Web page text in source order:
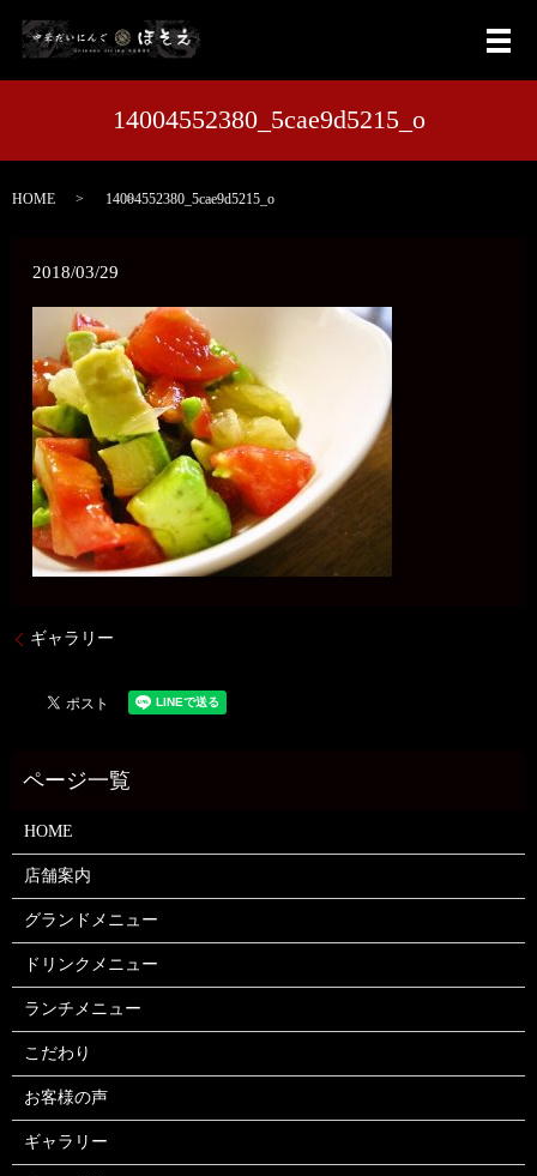
メ
14004552380_5cae9d5215_o
HOME 14004552380_5cae9d5215_o
2018/03/29
ギャラリー
HOME
店舗案内
グランドメニュー
ドリンクメニュー
ランチメニュー
こだわり
お客様の声
ギャラリー